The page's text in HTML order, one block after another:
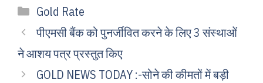
Categories
Gold Rate
पीएमसी बैंक को पुनर्जीवित करने के लिए 3 संस्थाओं
ने आशय पत्र प्रस्तुत किए
GOLD NEWS TODAY :-सोने की कीमतों में बड़ी